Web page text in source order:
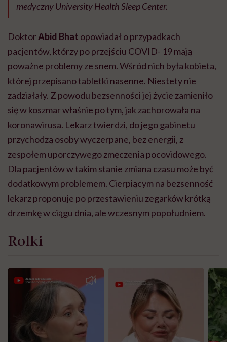
medyczny University Health Sleep Center.
DoktorAbid Bhat opowiadał o przypadkach
pacjentów, którzy po przejściu COVID- 19 mają
poważne problemy ze snem. Wśród nich była kobieta,
której przepisano tabletki nasenne. Niestety nie
zadziałały. Z powodu bezsenności jej życie zamieniło
się w koszmar właśnie po tym, jak zachorowała na
koronawirusa. Lekarz twierdzi, do jego gabinetu
przychodzą osoby wyczerpane, bez energii, z
zespołem uporczywego zmęczenia pocovidowego.
Dla pacjentów w takim stanie zmiana czasu może być
dodatkowym problemem. Cierpiącym na bezsenność
lekarz proponuje po przestawieniu zegarków krótką
drzemkę w ciągu dnia, ale wczesnym popołudniem.
Rolki